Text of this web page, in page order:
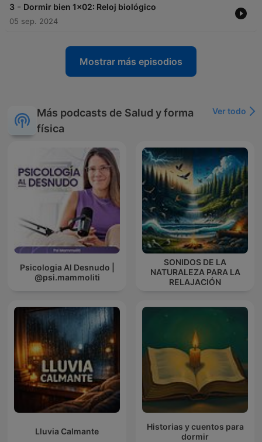
3 - Dormir bien 1x02: Reloj biológico
05 sep. 2024
Mostrar más episodios
Más podcasts de Salud y forma
física
Ver todo
Psicologia Al Desnudo |
@psi.mammoliti
SONIDOS DE LA
NATURALEZA PARA LA
RELAJACIÓN
Lluvia Calmante
Historias y cuentos para
dormir